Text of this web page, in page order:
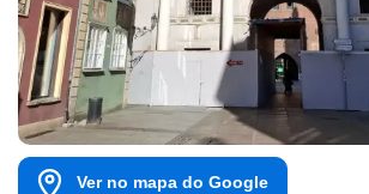
Ver no mapa do Google